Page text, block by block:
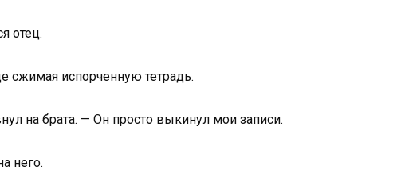
отец.
сжимая испорченную тетрадь.
на брата. — Он просто выкинул мои записи.
него.